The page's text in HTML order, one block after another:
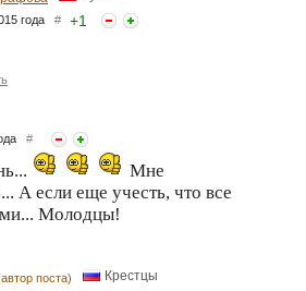
года # +1
#
Мне
А если еще учесть, что все
Молодцы!
поста) Крестцы